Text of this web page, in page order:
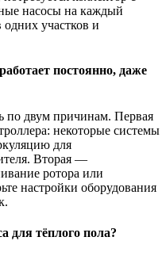
насосы на каждый
участков и
постоянно, даже
по двум причинам. Первая
некоторые системы
для
Вторая —
ротора или
настройки оборудования
для тёплого пола?